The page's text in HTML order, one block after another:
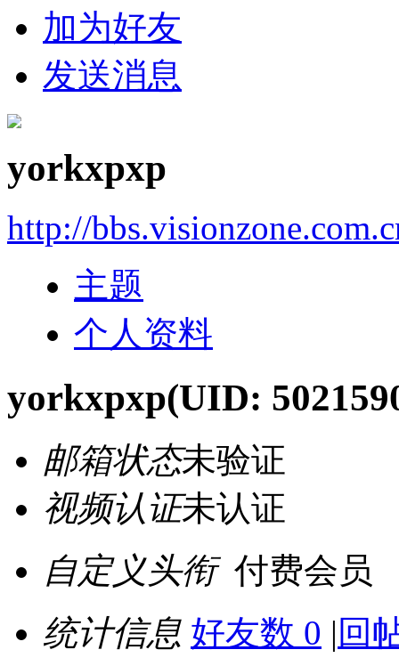
加为好友
发送消息
yorkxpxp
http://
主题
个人资料
yorkxpxp(UID:
邮箱状态未验证
视频认证未认证
自定义头衔 付费会员
统计信息 好友数 0 | 回